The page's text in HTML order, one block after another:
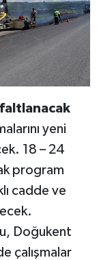
yeni
18 – 24
program
cadde ve
Doğukent
çalışmalar